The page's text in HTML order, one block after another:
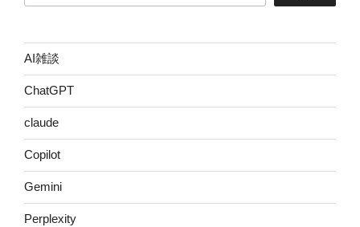
AI雑談
ChatGPT
claude
Copilot
Gemini
Perplexity